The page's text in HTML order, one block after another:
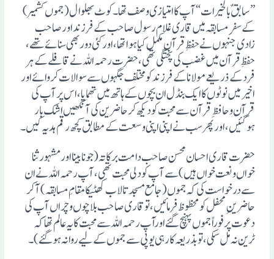
”سابقٌ بالخیرات“ آپ کا امتیازی وصف تھا۔ کوٹ بھلوال (جموں کشمیر)
کے سفرِ مسابقہ میں قاری غلام رسول صاحب کے فرزند اور صاحب
زادی جنہوں نے حفظِ قرآن مکمل کیا ہوا تھا، اور کئی دور بھی سنائے تھے،
حفظِ قرآن میں غضب کی پختگی تھی، حضرت رحمہ اللہ نے قافلے کے ہر
فرد کے ذریعے مولانا کے فرزند کو مختلف جگہوں سے سوالات کروائے اور
اخیر میں نوٹوں کا ایک بنڈل ان بچوں کے ہاتھ میں تھمایا، اس پر آپ کی
قرآن وحافظِ قرآن سے محبت کو دیکھ کر حاضرین کی آنکھیں اشک بار
ہوگئیں، اور پھر سب نے اپنی اپنی وسعت کے مطابق کچھ رقم ہدیہ کیں۔
حضرت قاری احسان محسن صاحب دامت برکاتہ (جو نابینا اور مشہور ثنا
خواں ونعت خواں ہیں) سے آپ کو دلی محبت تھی، آپ رحمہ اللہ نے ان
سے درخواست کی کہ جموں (جامع مسجد تالاب کھٹیکا مقامِ مسابقہ) آکر
حاضرینِ محفل کو محظوظ فرمائیں، تو قاری صاحب بلا چوں وچراں آپ کی
دعوت پر فوراً جموں پہنچ گئے اورآپ رحمہ اللہ سے محبت کا یہ عالم تھا کہ
ٹرین نہ مل سکی، تو بذریعہ کار ہی یوپی سے جموں کے لیے روانہ ہوگئے)۔